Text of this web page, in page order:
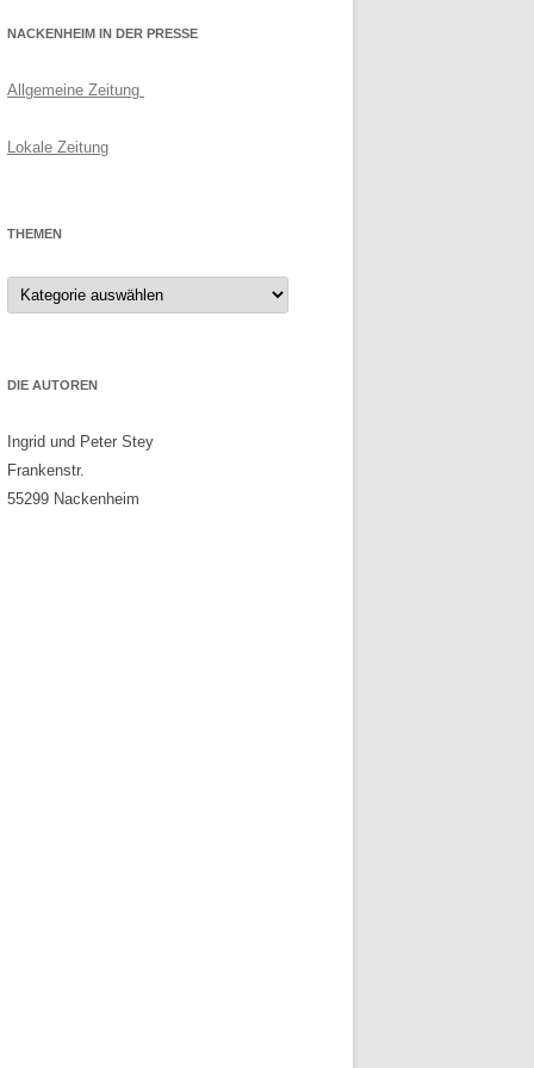
NACKENHEIM IN DER PRESSE
Allgemeine Zeitung
Lokale Zeitung
THEMEN
Themen
DIE AUTOREN
Ingrid und Peter Stey
Frankenstr.
55299 Nackenheim